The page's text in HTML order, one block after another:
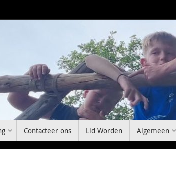
Contacteer ons Lid Worden Algemeen